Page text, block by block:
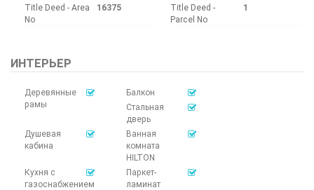
Title Deed - Area
No
16375
Title Deed -
Parcel No
1
ИНТЕРЬЕР
Деревянные
рамы
Балкон
Стальная
дверь
Душевая
кабина
Ванная
комната
HILTON
Кухня с
газоснабжением
Паркет-
ламинат